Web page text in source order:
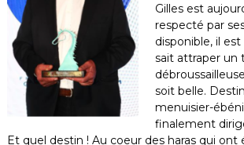
Gilles est
respecté par
disponible, il
sait attraper un
soit belle.
menuisier-
finalement
Et quel destin ! Au coeur des haras qui ont